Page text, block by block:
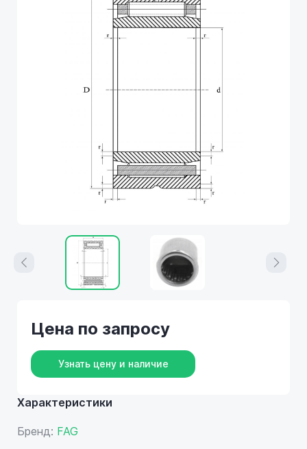
Характеристики
Бренд: FAG
Цена по запросу
Узнать цену и наличие